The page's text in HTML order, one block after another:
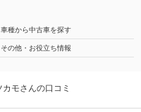
車種から中古車を探す
その他・お役立ち情報
カモさんの口コミ